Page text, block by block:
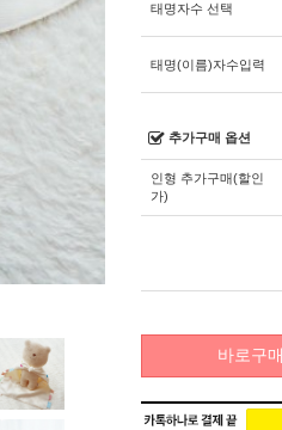
태명자수 선택
태명(이름)자수입력
추가구매 옵션
인형 추가구매(할인
가)
바로구매